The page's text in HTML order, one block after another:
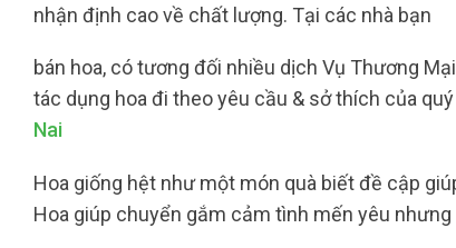
nhận định cao về chất lượng. Tại các nhà bạn
bán hoa, có tương đối nhiều dịch Vụ Thương
tác dụng hoa đi theo yêu cầu & sở thích của
Nai
Hoa giống hệt như một món quà biết đề cập
Hoa giúp chuyển gắm cảm tình mến yêu